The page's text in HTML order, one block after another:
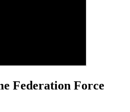
Federation Force